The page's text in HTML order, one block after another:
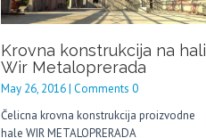
Krovna konstrukcija na hali
Wir Metaloprerada
May 26, 2016 | Comments 0
Čelicna krovna konstrukcija proizvodne
hale WIR METALOPRERADA